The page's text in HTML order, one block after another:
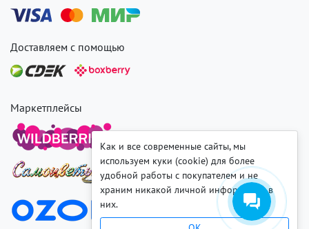
Доставляем с помощью
Маркетплейсы
Как и все современные сайты, мы
используем куки (cookie) для более
удобной работы с покупателем и не
храним никакой личной информации в
них.